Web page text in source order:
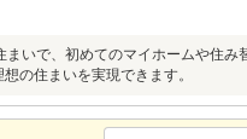
いで、初めてのマイホームや住み
の住まいを実現できます。